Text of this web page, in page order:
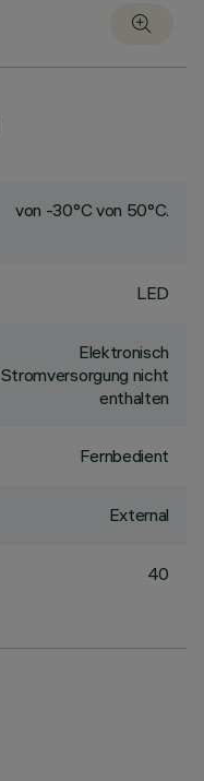
von -30°C von 50°C.
LED
Elektronisch
Stromversorgung nicht
enthalten
Fernbedient
External
40